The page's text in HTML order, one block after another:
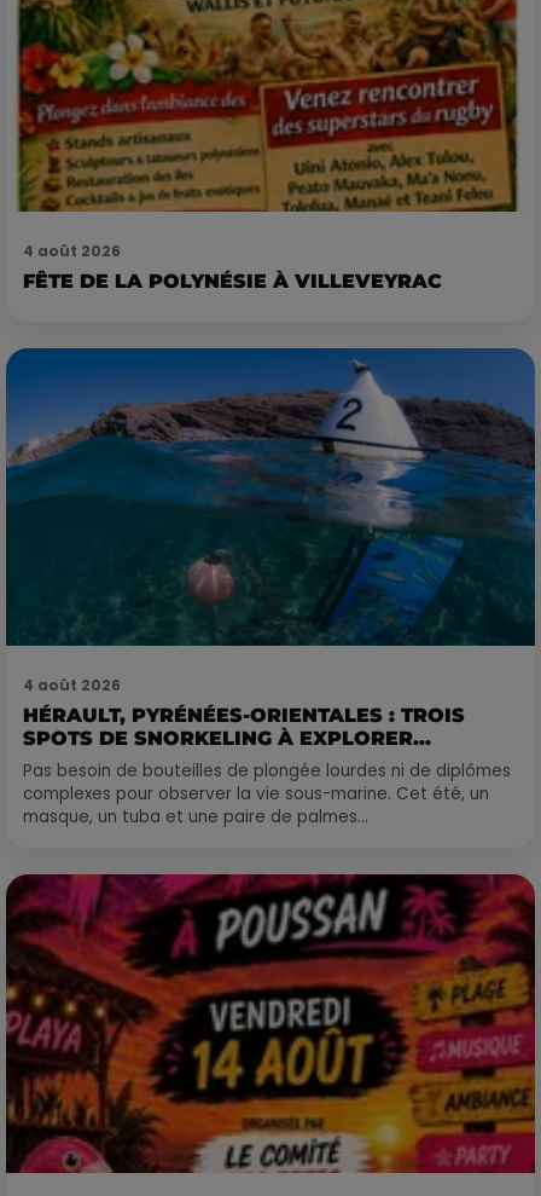
4 août 2026
FÊTE DE LA POLYNÉSIE À VILLEVEYRAC
4 août 2026
HÉRAULT, PYRÉNÉES-ORIENTALES : TROIS
SPOTS DE SNORKELING À EXPLORER...
Pas besoin de bouteilles de plongée lourdes ni de diplômes
complexes pour observer la vie sous-marine. Cet été, un
masque, un tuba et une paire de palmes...